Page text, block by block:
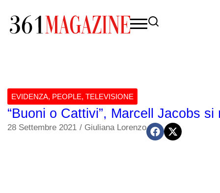
EVIDENZA, PEOPLE, TELEVISIONE
“Buoni o Cattivi”, Marcell Jacobs
28 Settembre 2021 / Giuliana Lorenzo